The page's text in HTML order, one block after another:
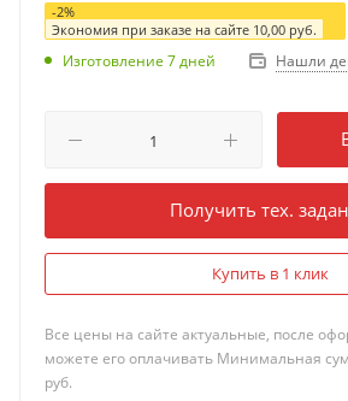
-2%
Экономия при заказе на сайте 10,00 руб.
Изготовление 7 дней Нашли
Получить тех.
Купить в 1 клик
Все цены на сайте актуальные, после
можете его оплачивать Минимальная
руб.